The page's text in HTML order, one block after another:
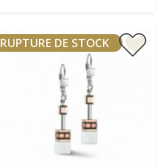
RUPTURE DE STOCK